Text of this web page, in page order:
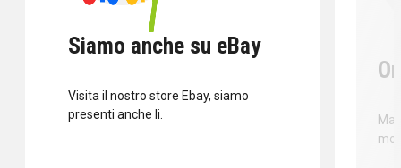
Siamo anche su eBay
Visita il nostro store Ebay, siamo
presenti anche li.